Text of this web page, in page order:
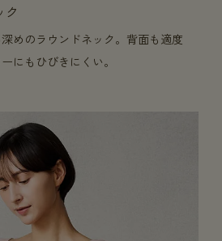
ク
めのラウンドネック。背面も適度
にもひびきにくい。